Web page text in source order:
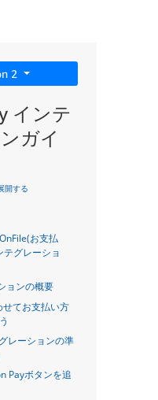
2
インテ
ガイ
開する
お支払
テグレーショ
ョンの概要
てお支払い方
レーションの準
Payボタンを追